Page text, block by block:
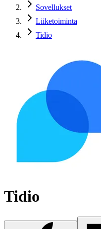
Sovellukset
Liiketoiminta
Tidio
Tidio